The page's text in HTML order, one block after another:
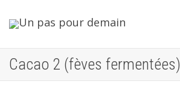
Cacao 2 (fèves fermentées)